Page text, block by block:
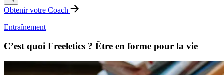
Obtenir votre Coach
Entraînement
C’est quoi Freeletics ? Être en forme pour la vie